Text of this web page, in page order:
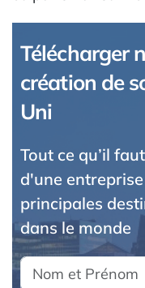
Télécharger
création de
Uni
Tout ce qu’il
d'une
principales
dans le monde